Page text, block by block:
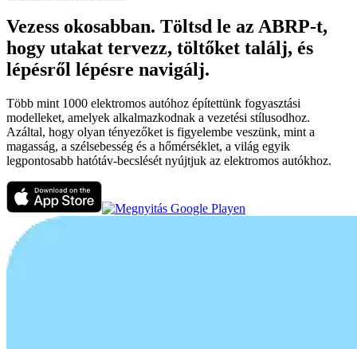
Vezess okosabban. Töltsd le az ABRP-t,
hogy utakat tervezz, töltőket találj, és
lépésről lépésre navigálj.
Több mint 1000 elektromos autóhoz építettünk fogyasztási
modelleket, amelyek alkalmazkodnak a vezetési stílusodhoz.
Azáltal, hogy olyan tényezőket is figyelembe veszünk, mint a
magasság, a szélsebesség és a hőmérséklet, a világ egyik
legpontosabb hatótáv-becslését nyújtjuk az elektromos autókhoz.